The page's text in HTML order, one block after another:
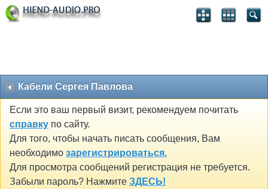
Кабели Сергея Павлова
Если это ваш первый визит, рекомендуем почитать
справку по сайту.
Для того, чтобы начать писать сообщения, Вам
необходимо зарегистрироваться.
Для просмотра сообщений регистрация не требуется.
Забыли пароль? Нажмите ЗДЕСЬ!